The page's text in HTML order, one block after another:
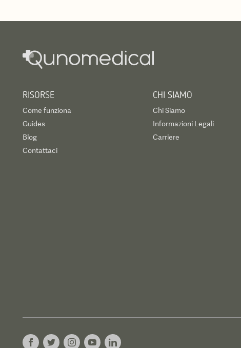
RISORSE
Come funziona
Guides
Blog
Contattaci
CHI SIAMO
Chi Siamo
Informazioni Legali
Carriere